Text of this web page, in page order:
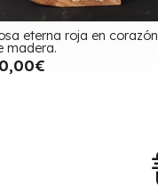
eterna roja en corazón
madera.